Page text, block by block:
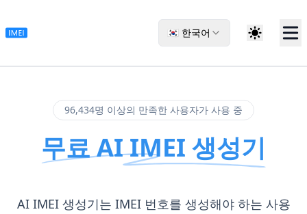
🇰🇷 한국어
96,434명 이상의 만족한 사용자가 사용 중
무료 AI IMEI 생성기
AI IMEI 생성기는 IMEI 번호를 생성해야 하는 사용